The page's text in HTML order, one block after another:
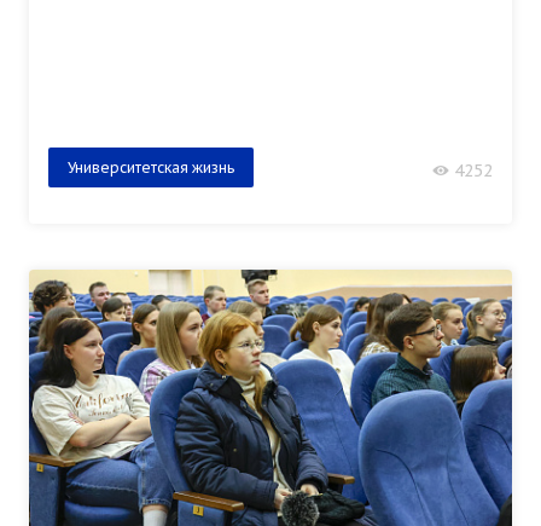
Университетская жизнь 4252